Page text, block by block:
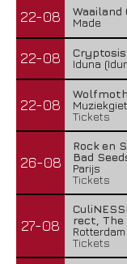
22-08
Waailand
Made
22-08
Cryptosis
Iduna
22-08
Tickets
26-08
Rock en
Bad
Parijs
Tickets
27-08
rect, The
Rotterdam
Tickets